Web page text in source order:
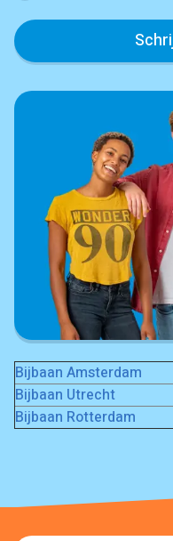
Bijbaan Amsterdam
Bijbaan Utrecht
Bijbaan Rotterdam